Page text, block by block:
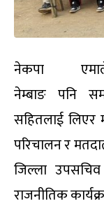
नेकपा
नेम्बाङ पनि
सहितलाई लिएर
परिचालन र
जिल्ला
राजनीतिक